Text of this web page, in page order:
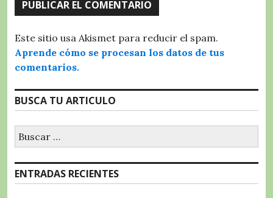
Este sitio usa Akismet para reducir el spam.
Aprende cómo se procesan los datos de tus
comentarios.
BUSCA TU ARTICULO
ENTRADAS RECIENTES